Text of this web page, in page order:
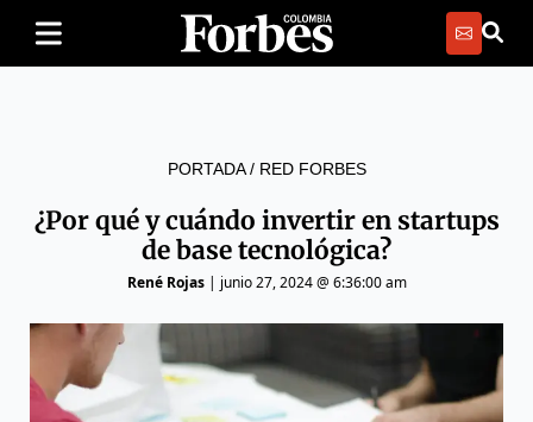
PORTADA/ RED FORBES
¿Por qué y cuándo invertir en startups
de base tecnológica?
René Rojas| junio 27, 2024 @ 6:36:00 am